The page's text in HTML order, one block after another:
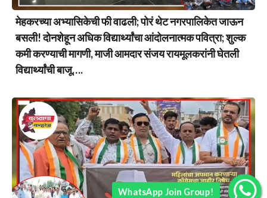
मेहकरच्या अभ्यासिकेची फी वाढली; पोरं थेट नगरपालिकेत जाऊन
बसली! दोनशेहून अधिक विद्यार्थ्यांचा आंदोलनात्मक पवित्रा; शुल्क
कमी करण्याची मागणी, माजी आमदार संजय रायमूलकरांनी घेतली
विद्यार्थ्यांची बाजू….
WhatsApp Join Group!